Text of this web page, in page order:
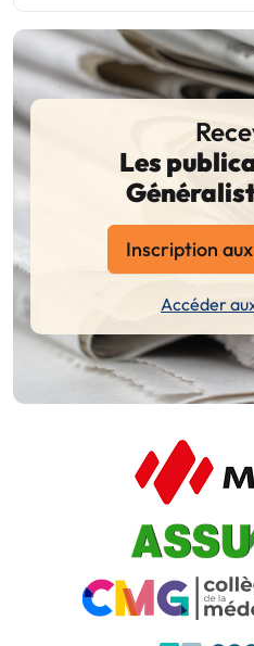
Les
Inscription
Accéder